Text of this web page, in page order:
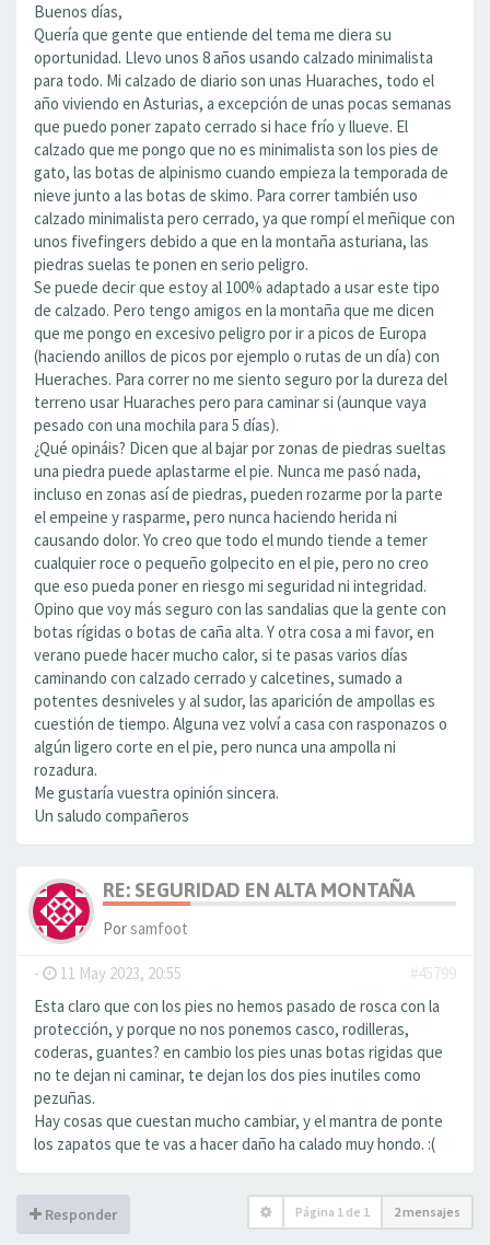
Buenos días,
Quería que gente que entiende del tema me diera su
oportunidad. Llevo unos 8 años usando calzado minimalista
para todo. Mi calzado de diario son unas Huaraches, todo el
año viviendo en Asturias, a excepción de unas pocas semanas
que puedo poner zapato cerrado si hace frío y llueve. El
calzado que me pongo que no es minimalista son los pies de
gato, las botas de alpinismo cuando empieza la temporada de
nieve junto a las botas de skimo. Para correr también uso
calzado minimalista pero cerrado, ya que rompí el meñique con
unos fivefingers debido a que en la montaña asturiana, las
piedras suelas te ponen en serio peligro.
Se puede decir que estoy al 100% adaptado a usar este tipo
de calzado. Pero tengo amigos en la montaña que me dicen
que me pongo en excesivo peligro por ir a picos de Europa
(haciendo anillos de picos por ejemplo o rutas de un día) con
Hueraches. Para correr no me siento seguro por la dureza del
terreno usar Huaraches pero para caminar si (aunque vaya
pesado con una mochila para 5 días).
¿Qué opináis? Dicen que al bajar por zonas de piedras sueltas
una piedra puede aplastarme el pie. Nunca me pasó nada,
incluso en zonas así de piedras, pueden rozarme por la parte
el empeine y rasparme, pero nunca haciendo herida ni
causando dolor. Yo creo que todo el mundo tiende a temer
cualquier roce o pequeño golpecito en el pie, pero no creo
que eso pueda poner en riesgo mi seguridad ni integridad.
Opino que voy más seguro con las sandalias que la gente con
botas rígidas o botas de caña alta. Y otra cosa a mi favor, en
verano puede hacer mucho calor, si te pasas varios días
caminando con calzado cerrado y calcetines, sumado a
potentes desniveles y al sudor, las aparición de ampollas es
cuestión de tiempo. Alguna vez volví a casa con rasponazos o
algún ligero corte en el pie, pero nunca una ampolla ni
rozadura.
Me gustaría vuestra opinión sincera.
Un saludo compañeros
RE: SEGURIDAD EN ALTA MONTAÑA
Porsamfoot
- 11 May 2023, 20:55
#45799
Esta claro que con los pies no hemos pasado de rosca con la
protección, y porque no nos ponemos casco, rodilleras,
coderas, guantes? en cambio los pies unas botas rigidas que
no te dejan ni caminar, te dejan los dos pies inutiles como
pezuñas.
Hay cosas que cuestan mucho cambiar, y el mantra de ponte
los zapatos que te vas a hacer daño ha calado muy hondo. :(
Responder Página 1 de 1 2 mensajes